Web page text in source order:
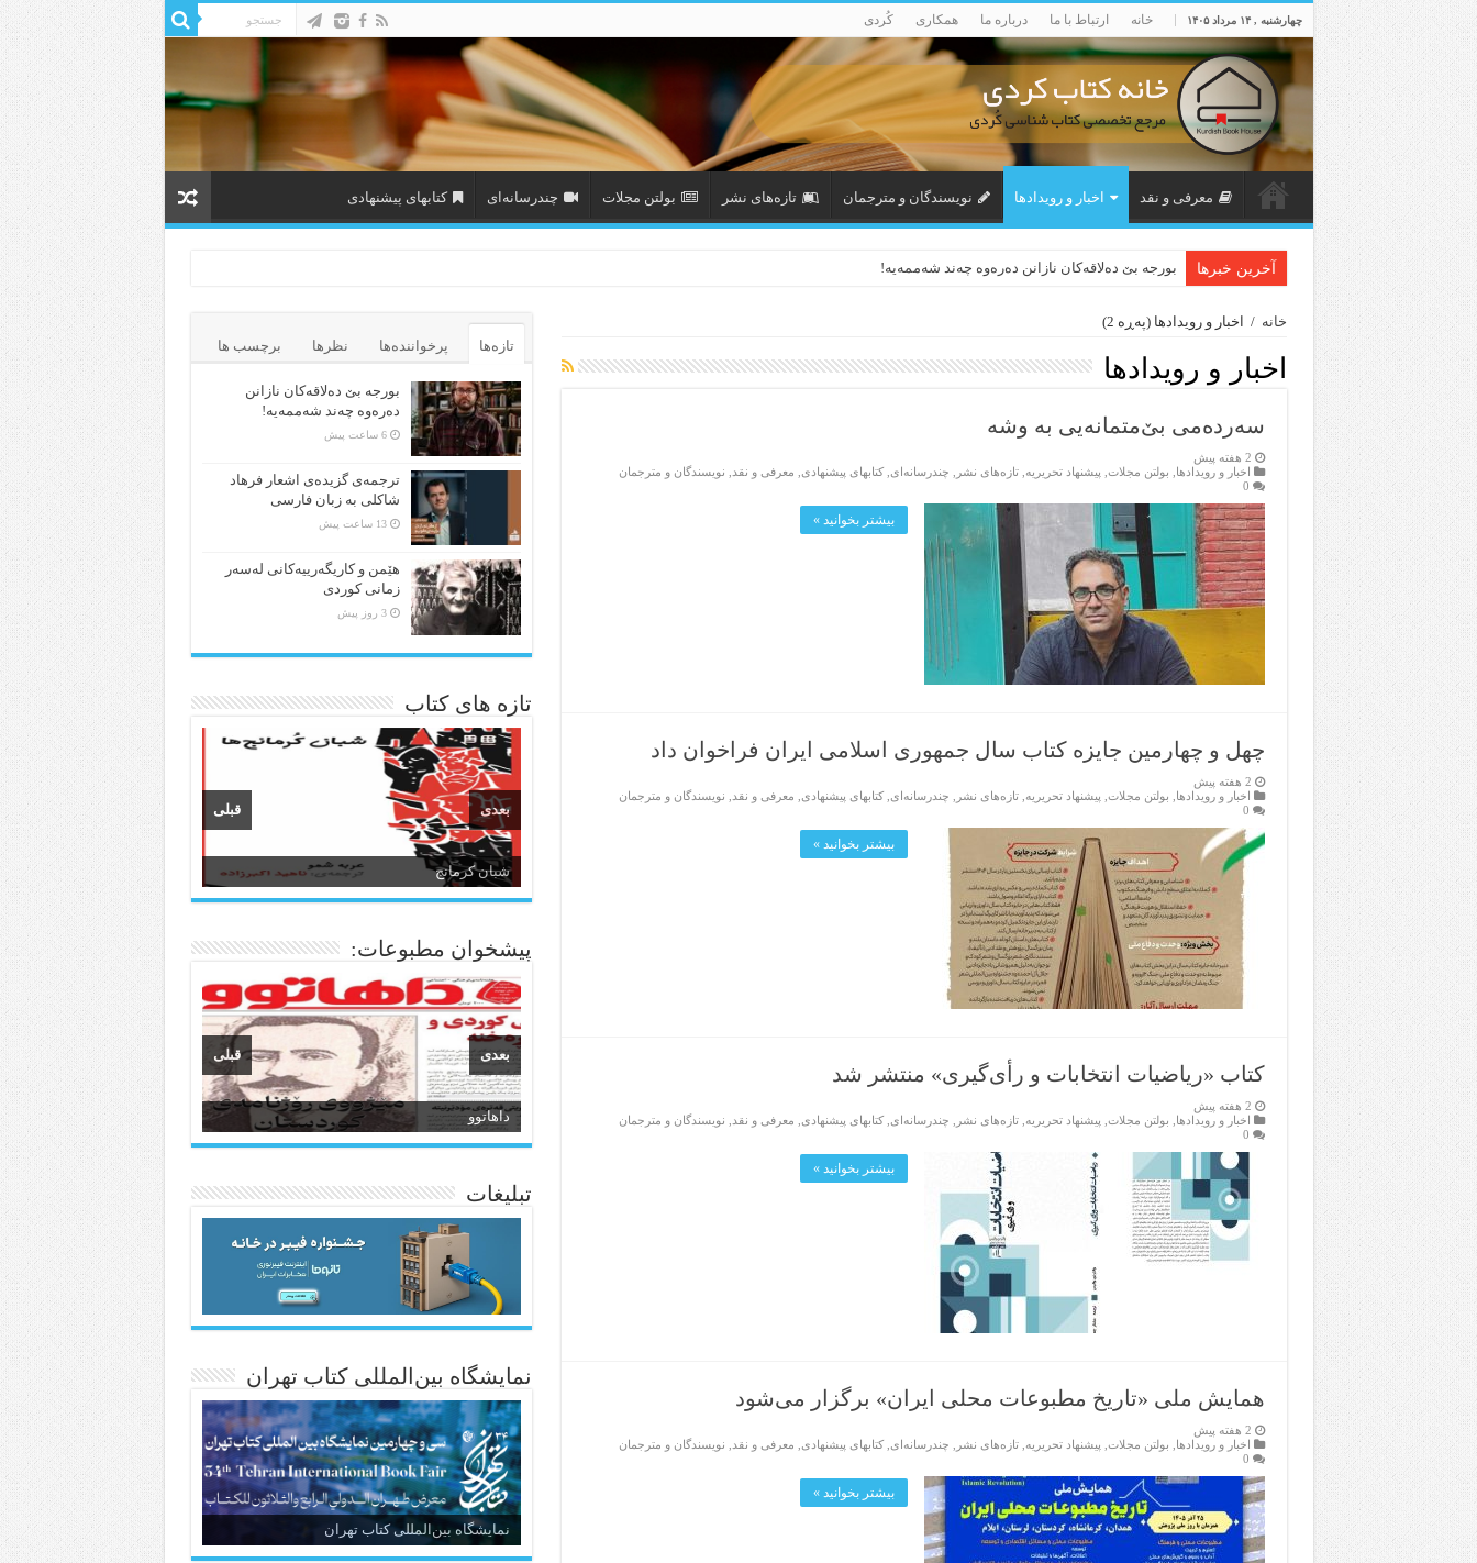
چهارشنبه , ۱۴ مرداد ۱۴۰۵ خانه ارتباط با ما درباره ما همکاری کُردی
معرفی و نقد اخبار و رویدادها نویسندگان و مترجمان تازەهای نشر بولتن مجلات چندرسانه‌ای کتابهای پیشنهادی
آخرین خبرها بورجە بێ دەلاقەکان نازانن دەرەوە چەند شەممەیە!
خانه / اخبار و رویدادها (پەڕە 2)
اخبار و رویدادها
سەردەمی بێ‌متمانەیی بە وشە
2 هفته پیش
اخبار و رویدادها
بولتن مجلات پیشنهاد تحریریه ,تازەهای نشر چندرسانه‌ای ,کتابهای پیشنهادی معرفی و نقد
نویسندگان و مترجمان
0
بیشتر بخوانید »
چهل و چهارمین جایزه کتاب سال جمهوری اسلامی ایران فراخوان داد
2 هفته پیش
اخبار و رویدادها
بولتن مجلات پیشنهاد تحریریه ,تازەهای نشر چندرسانه‌ای ,کتابهای پیشنهادی معرفی و نقد
نویسندگان و مترجمان
0
بیشتر بخوانید »
کتاب «ریاضیات انتخابات و رأی‌گیری» منتشر شد
2 هفته پیش
اخبار و رویدادها
بولتن مجلات پیشنهاد تحریریه ,تازەهای نشر چندرسانه‌ای ,کتابهای پیشنهادی معرفی و نقد
نویسندگان و مترجمان
0
بیشتر بخوانید »
همایش ملی «تاریخ مطبوعات محلی ایران» برگزار می‌شود
2 هفته پیش
اخبار و رویدادها
بولتن مجلات پیشنهاد تحریریه ,تازەهای نشر چندرسانه‌ای ,کتابهای پیشنهادی معرفی و نقد
نویسندگان و مترجمان
0
بیشتر بخوانید »
تازه‌ها پرخواننده‌ها نظرها برچسب ها
بورجە بێ دەلاقەکان نازانن
دەرەوە چەند شەممەیە!
6 ساعت پیش
ترجمه‌ی گزیده‌‌ی اشعار فرهاد
شاکلی به زبان فارسی
13 ساعت پیش
هێمن و كاریگەرییەكانی لەسەر
زمانی كوردی
3 روز پیش
تازه های کتاب
زبان و ادبیات کردی
قبلی بعدی
پیشخوان مطبوعات:
سیروان
قبلی بعدی
تبلیغات
نمایشگاه بین‌المللی کتاب تهران
نمایشگاه بین‌المللی کتاب تهران